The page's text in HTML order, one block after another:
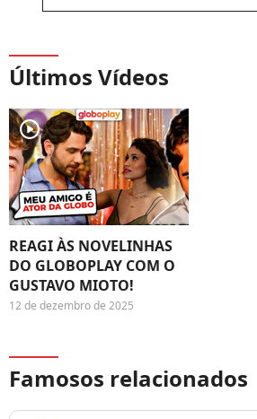
Últimos Vídeos
player2
REAGI ÀS NOVELINHAS
DO GLOBOPLAY COM O
GUSTAVO MIOTO!
12 de dezembro de 2025
Famosos relacionados